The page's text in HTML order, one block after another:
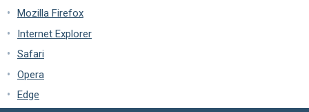
Mozilla Firefox
Internet Explorer
Safari
Opera
Edge